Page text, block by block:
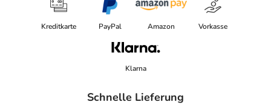
Kreditkarte PayPal Amazon Vorkasse
Klarna
Schnelle Lieferung